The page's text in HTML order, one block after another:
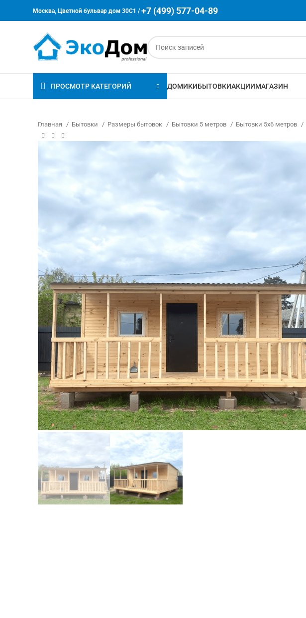
Москва, Цветной бульвар дом 30C1 / +7 (499) 577-04-89
ПРОСМОТР КАТЕГОРИЙ ДОМИКИБЫТОВКИАКЦИИМАГАЗИН
Главная Бытовки Размеры бытовок Бытовки 5 метров Бытовки 5х6 метров